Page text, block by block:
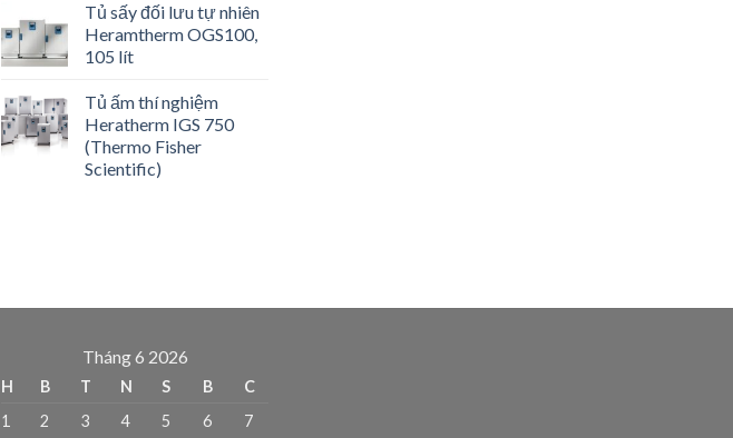
Tủ sấy đối lưu tự nhiên
Heramtherm OGS100,
105 lít
Tủ ấm thí nghiệm
Heratherm IGS 750
(Thermo Fisher
Scientific)
Tháng 6 2026
H B T N S B
C
1
2 3 4 5 6
7